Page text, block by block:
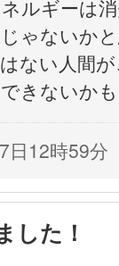
ルギーは
ゃないか
ない人間
きないか
日12時59分
した！